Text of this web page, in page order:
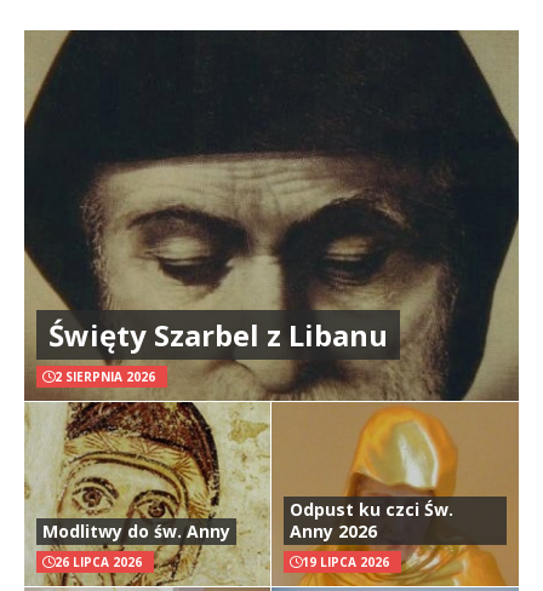
Święty Szarbel z Libanu
2 SIERPNIA 2026
Modlitwy do św. Anny
26 LIPCA 2026
Odpust ku czci Św.
Anny 2026
19 LIPCA 2026